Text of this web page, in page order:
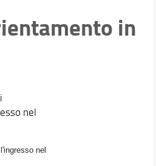
in
nel
nel